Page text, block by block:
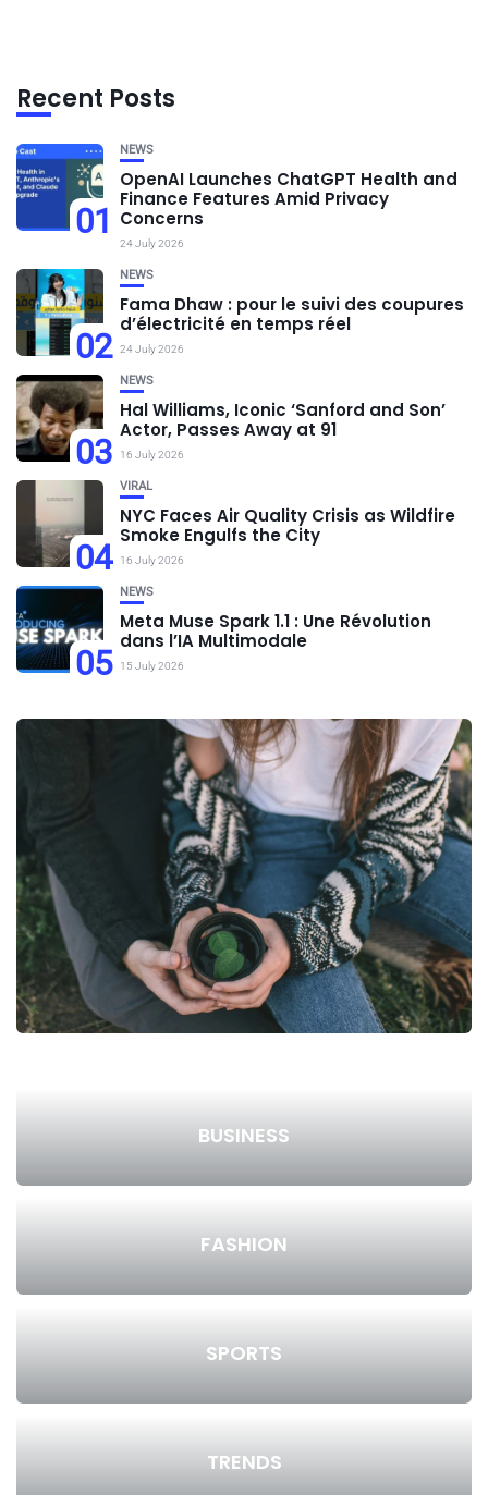
Recent Posts
01
NEWS
OpenAI Launches ChatGPT Health and
Finance Features Amid Privacy
Concerns
24 July 2026
02
NEWS
Fama Dhaw : pour le suivi des coupures
d’électricité en temps réel
24 July 2026
03
NEWS
Hal Williams, Iconic ‘Sanford and Son’
Actor, Passes Away at 91
16 July 2026
04
VIRAL
NYC Faces Air Quality Crisis as Wildfire
Smoke Engulfs the City
16 July 2026
05
NEWS
Meta Muse Spark 1.1 : Une Révolution
dans l’IA Multimodale
15 July 2026
BUSINESS
FASHION
SPORTS
TRENDS